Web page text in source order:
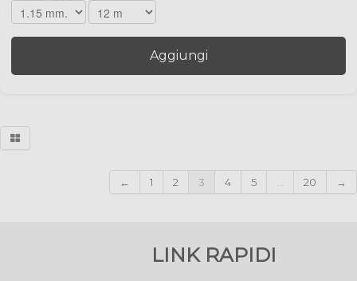
Aggiungi
← 1 2 3 4 5 ... 20 →
LINK RAPIDI